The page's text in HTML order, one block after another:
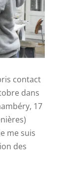
contact
dans
17
me suis
des